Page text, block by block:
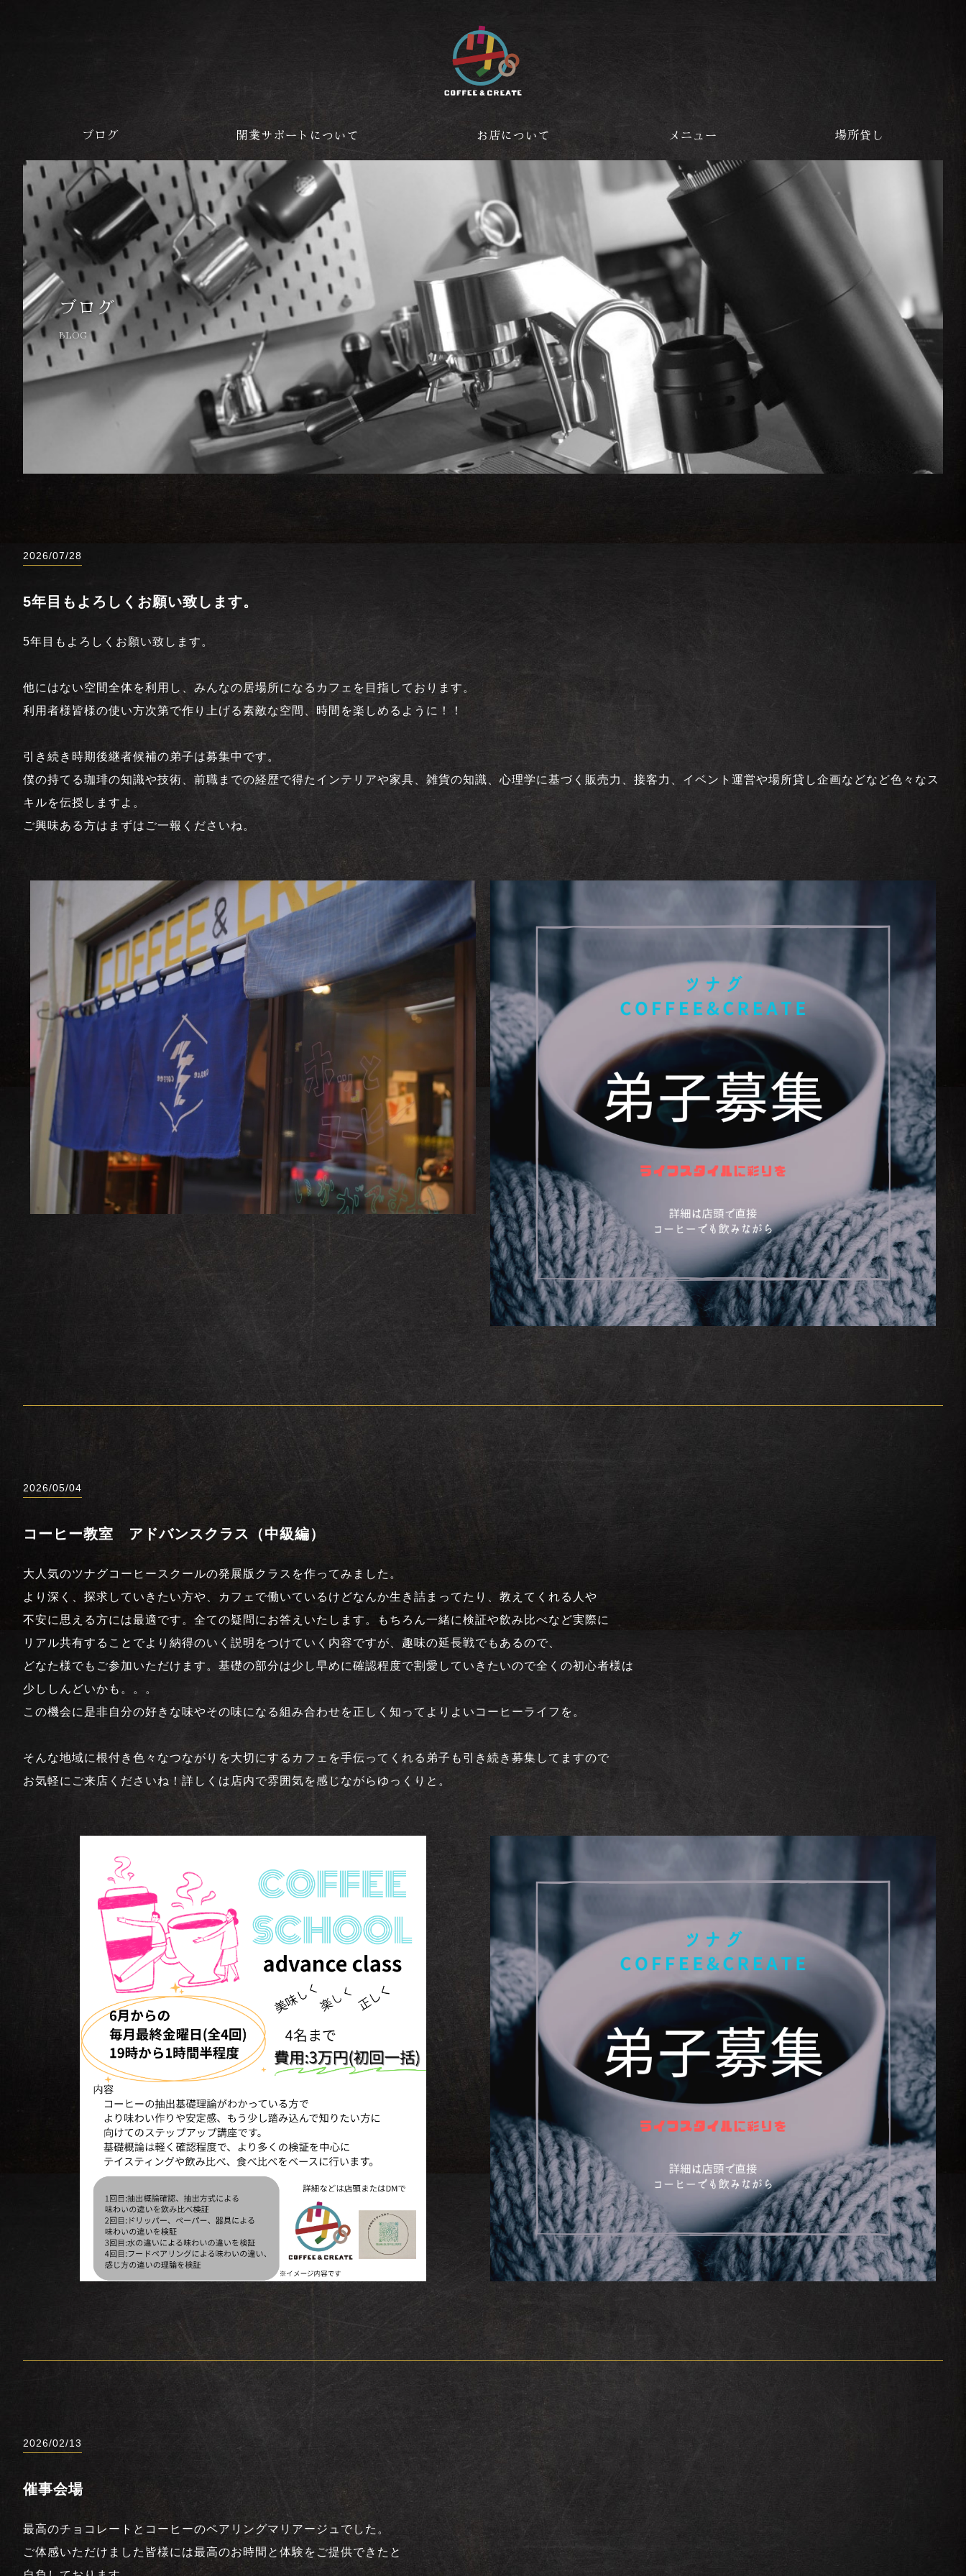
ブログ 開業サポートについて お店について メニュー 場所貸し
ブログ
BLOG
2026/07/28
5年目もよろしくお願い致します。
5年目もよろしくお願い致します。
他にはない空間全体を利用し、みんなの居場所になるカフェを目指しております。
利用者様皆様の使い方次第で作り上げる素敵な空間、時間を楽しめるように！！
引き続き時期後継者候補の弟子は募集中です。
僕の持てる珈琲の知識や技術、前職までの経歴で得たインテリアや家具、雑貨の知識、心理学に基づく販売力、接客力、イベント運営や場所貸し企画などなど色々なス
キルを伝授しますよ。
ご興味ある方はまずはご一報くださいね。
2026/05/04
コーヒー教室 アドバンスクラス（中級編）
大人気のツナグコーヒースクールの発展版クラスを作ってみました。
より深く、探求していきたい方や、カフェで働いているけどなんか生き詰まってたり、教えてくれる人や
不安に思える方には最適です。全ての疑問にお答えいたします。もちろん一緒に検証や飲み比べなど実際に
リアル共有することでより納得のいく説明をつけていく内容ですが、趣味の延長戦でもあるので、
どなた様でもご参加いただけます。基礎の部分は少し早めに確認程度で割愛していきたいので全くの初心者様は
少ししんどいかも。。。
この機会に是非自分の好きな味やその味になる組み合わせを正しく知ってよりよいコーヒーライフを。
そんな地域に根付き色々なつながりを大切にするカフェを手伝ってくれる弟子も引き続き募集してますので
お気軽にご来店くださいね！詳しくは店内で雰囲気を感じながらゆっくりと。
2026/02/13
催事会場
最高のチョコレートとコーヒーのペアリングマリアージュでした。
ご体感いただけました皆様には最高のお時間と体験をご提供できたと